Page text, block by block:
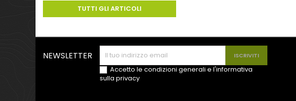
TUTTI GLI ARTICOLI
NEWSLETTER
Accetto le condizioni generali e l'informativa
sulla privacy